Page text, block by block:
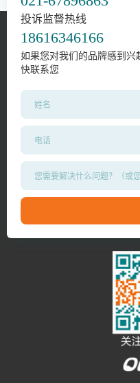
投诉监督热线
18616346166
如果您对我们的品牌感到
快联系您